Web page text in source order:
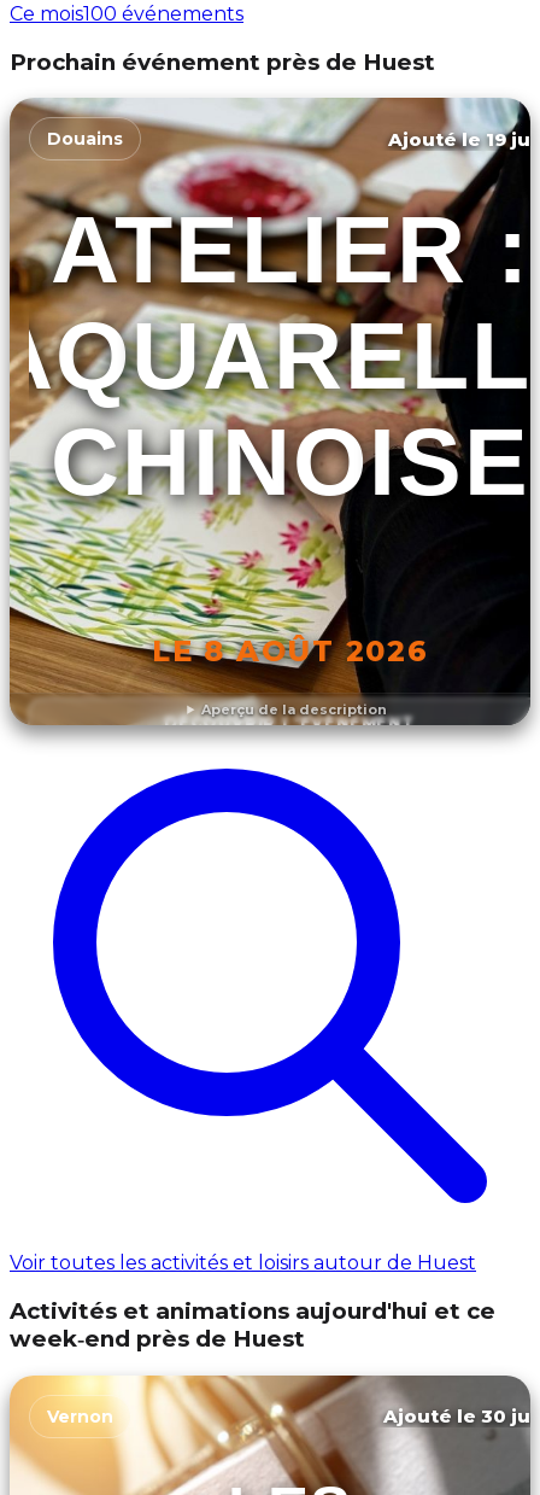
Ce mois100 événements
Prochain événement près de Huest
Aperçu de la description
Douains Ajouté le 19
ATELIER :
CHINOISE
LE 8 AOÛT 2026
DÉCOUVRIR L'ÉVÉNEMENT
Voir toutes les activités et loisirs autour de Huest
Activités et animations aujourd'hui et ce
week‑end près de Huest
Vernon Ajouté le 30